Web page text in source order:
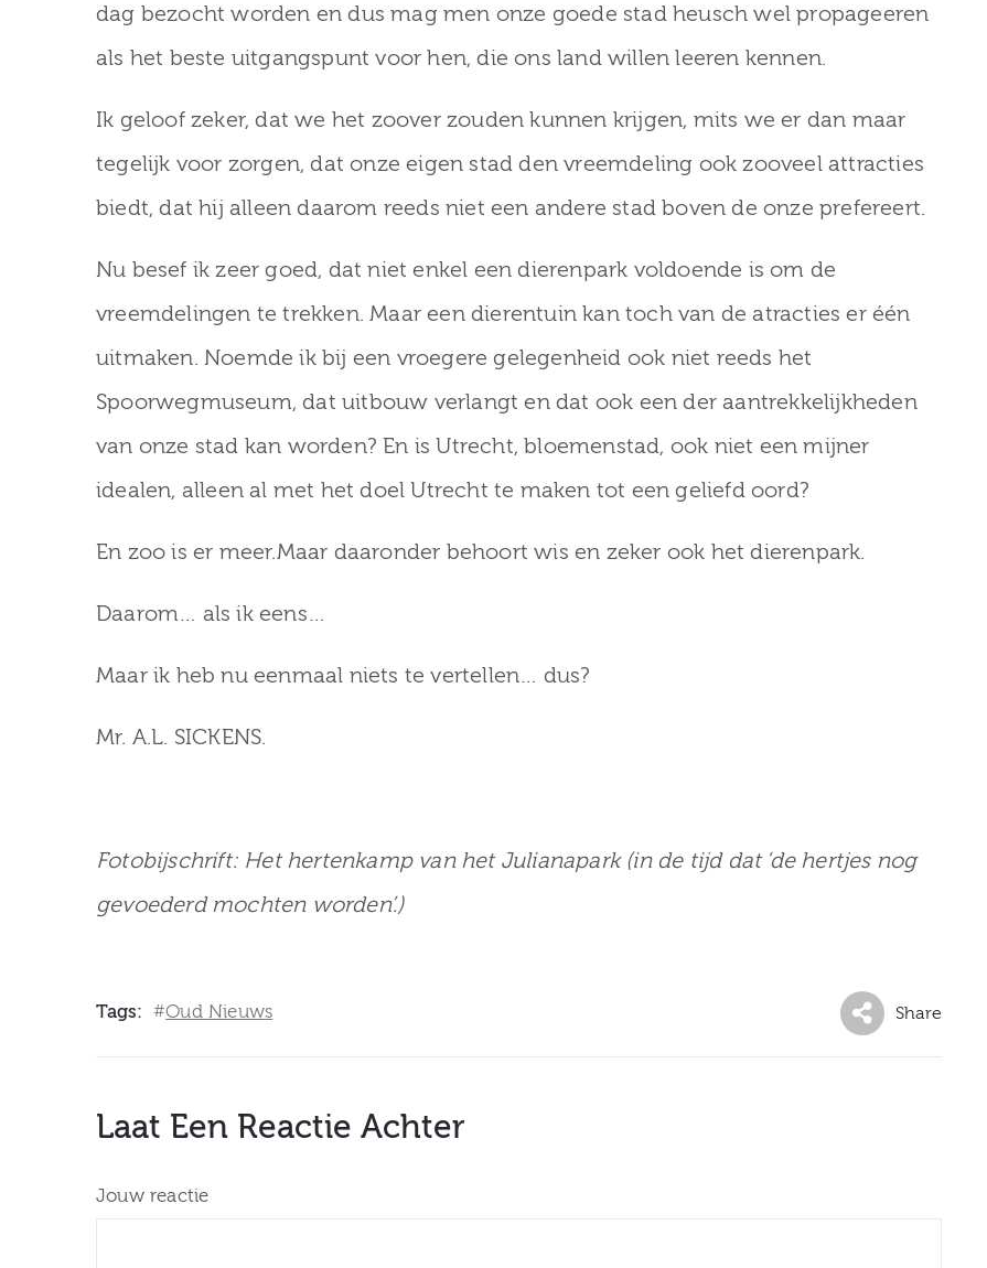
dag bezocht worden en dus mag men onze goede stad heusch wel propageeren
als het beste uitgangspunt voor hen, die ons land willen leeren kennen.
Ik geloof zeker, dat we het zoover zouden kunnen krijgen, mits we er dan maar
tegelijk voor zorgen, dat onze eigen stad den vreemdeling ook zooveel attracties
biedt, dat hij alleen daarom reeds niet een andere stad boven de onze prefereert.
Nu besef ik zeer goed, dat niet enkel een dierenpark voldoende is om de
vreemdelingen te trekken. Maar een dierentuin kan toch van de atracties er één
uitmaken. Noemde ik bij een vroegere gelegenheid ook niet reeds het
Spoorwegmuseum, dat uitbouw verlangt en dat ook een der aantrekkelijkheden
van onze stad kan worden? En is Utrecht, bloemenstad, ook niet een mijner
idealen, alleen al met het doel Utrecht te maken tot een geliefd oord?
En zoo is er meer.Maar daaronder behoort wis en zeker ook het dierenpark.
Daarom… als ik eens…
Maar ik heb nu eenmaal niets te vertellen… dus?
Mr. A.L. SICKENS.
Fotobijschrift: Het hertenkamp van het Julianapark (in de tijd dat ‘de hertjes nog
gevoederd mochten worden’.)
Tags: #Oud Nieuws Share
Laat Een Reactie Achter
Jouw reactie